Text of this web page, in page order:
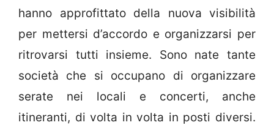
hanno approfittato della nuova visibilità
per mettersi d’accordo e organizzarsi per
ritrovarsi tutti insieme. Sono nate tante
società che si occupano di organizzare
serate nei locali e concerti, anche
itineranti, di volta in volta in posti diversi.